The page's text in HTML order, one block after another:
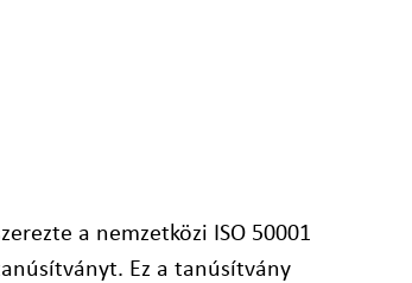
a nemzetközi ISO 50001
Ez a tanúsítvány